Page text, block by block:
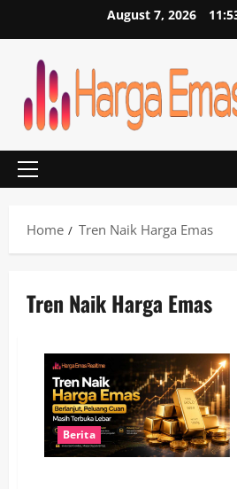
August 7, 2026
Primary
Home
Tren Naik Harga Emas
Tren Naik Harga Emas
Berita